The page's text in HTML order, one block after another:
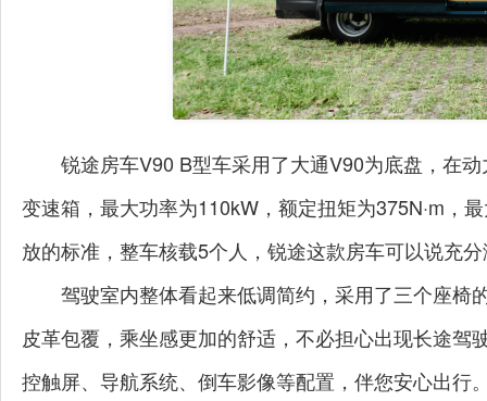
锐途房车V90 B型车采用了大通V90为底盘，在
变速箱，最大功率为110kW，额定扭矩为375N·m，
放的标准，整车核载5个人，锐途这款房车可以说充
驾驶室内整体看起来低调简约，采用了三个座椅
皮革包覆，乘坐感更加的舒适，不必担心出现长途
控触屏、导航系统、倒车影像等配置，伴您安心出行